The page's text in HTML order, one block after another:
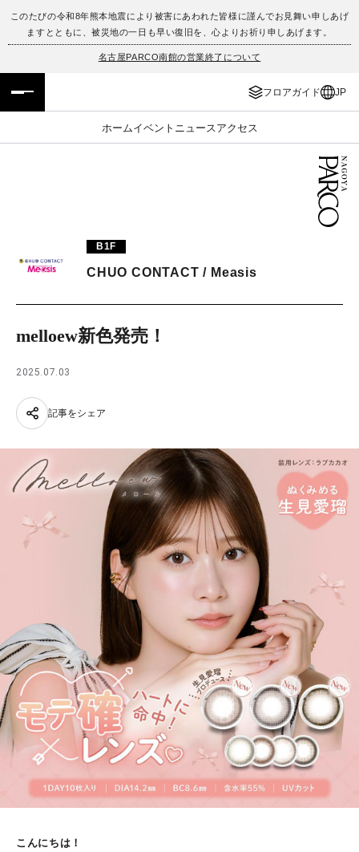
このたびの令和8年熊本地震により被害にあわれた皆様に謹んでお見舞い申しあげ
ますとともに、被災地の一日も早い復旧を、心よりお祈り申しあげます。
名古屋PARCO南館の営業終了について
フロアガイド JP
ホームイベント ニュース アクセス
フロアガイド
イベント・ポップアップ
TAX FREE
JP
ENGLISH
B1F
CHUO CONTACT / Measis
melloew新色発売！
2025.07.03
記事をシェア
こんにちは！